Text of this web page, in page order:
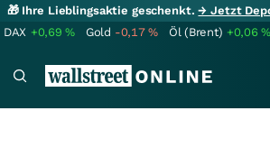
🎁 Ihre Lieblingsaktie geschenkt.→ Jetzt
DAX +0,69% Gold -0,17% Öl (Brent) +0,06%